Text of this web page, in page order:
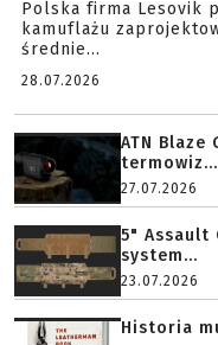
Polska firma Lesovik
kamuflażu
średnie...
28.07.2026
ATN Blaze
termowiz...
27.07.2026
5" Assault
system...
23.07.2026
Historia